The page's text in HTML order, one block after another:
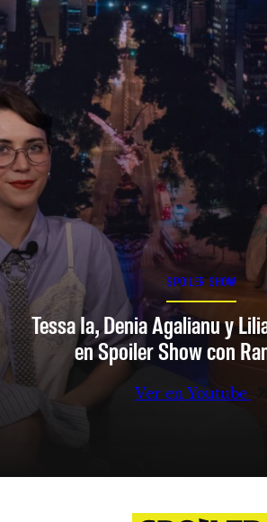
SPOILER SHOW
Tessa Ia, Denia Agalianu y
en Spoiler Show con
Ver en Youtube